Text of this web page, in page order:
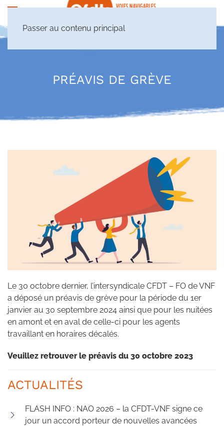
Passer au contenu principal
PRÉAVIS DE GRÈVE
Le 30 octobre dernier, l’intersyndicale CFDT – FO de VNF
a déposé un préavis de grève pour la période du 1er
janvier au 30 septembre 2024 ainsi que pour les nuitées
en amont et en aval de celle-ci pour les agents
travaillant en horaires décalés.
Veuillez retrouver le préavis du 30 octobre 2023
ACTUALITÉS
FLASH INFO : NAO 2026 – la CFDT-VNF signe ce
jour un accord porteur de nouvelles avancées